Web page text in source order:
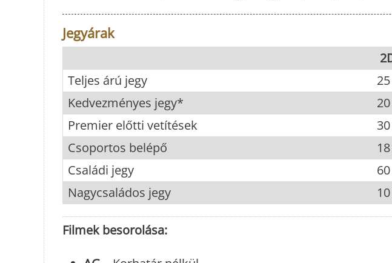
Jegyárak
Teljes árú jegy
Kedvezményes jegy*
Premier előtti vetítések
Csoportos belépő
Családi jegy
Nagycsaládos jegy
Filmek besorolása: